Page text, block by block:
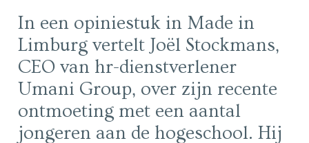
In een opiniestuk in Made in
Limburg vertelt Joël Stockmans,
CEO van hr-dienstverlener
Umani Group, over zijn recente
ontmoeting met een aantal
jongeren aan de hogeschool. Hij